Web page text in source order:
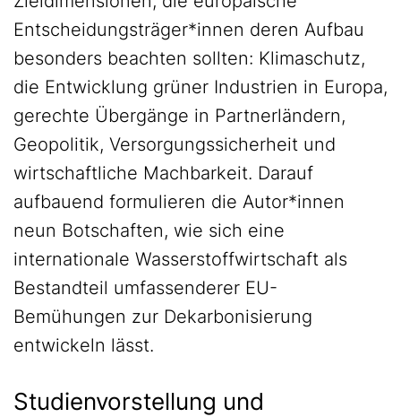
Entscheidungsträger*innen deren Aufbau
besonders beachten sollten: Klimaschutz,
die Entwicklung grüner Industrien in Europa,
gerechte Übergänge in Partnerländern,
Geopolitik, Versorgungssicherheit und
wirtschaftliche Machbarkeit. Darauf
aufbauend formulieren die Autor*innen
neun Botschaften, wie sich eine
internationale Wasserstoffwirtschaft als
Bestandteil umfassenderer EU-
Bemühungen zur Dekarbonisierung
entwickeln lässt.
Studienvorstellung und